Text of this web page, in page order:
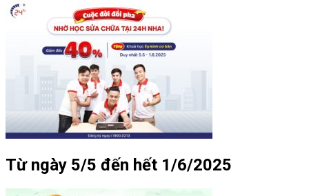
Từ ngày 5/5 đến hết 1/6/2025